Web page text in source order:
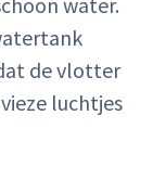
de vlotter
luchtjes